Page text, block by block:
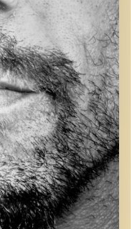
קרדיט תמונות: